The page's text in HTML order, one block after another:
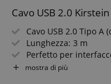
Cavo USB 2.0
Cavo USB 2.0 Tipo A
Lunghezza: 3 m
Perfetto per
e altro
Realizzato con
mostra di più